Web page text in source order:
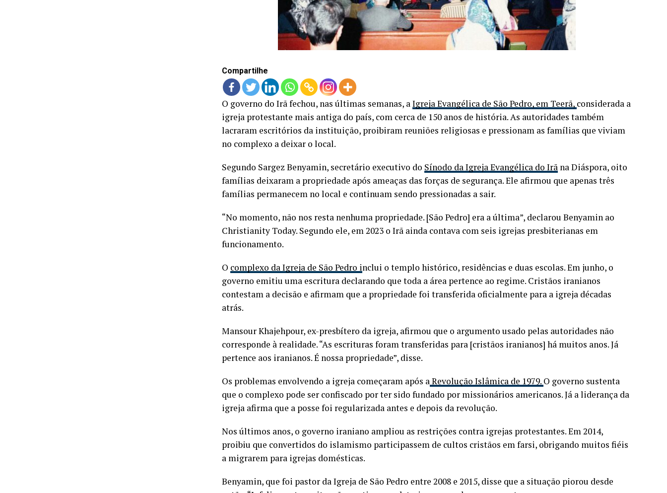
Compartilhe
O governo do Irã fechou, nas últimas semanas, aIgreja Evangélica de São Pedro, em Teerã, considerada a
igreja protestante mais antiga do país, com cerca de 150 anos de história. As autoridades também
lacraram escritórios da instituição, proibiram reuniões religiosas e pressionam as famílias que viviam
no complexo a deixar o local.
Segundo Sargez Benyamin, secretário executivo do Sínodo da Igreja Evangélica do Irã na Diáspora, oito
famílias deixaram a propriedade após ameaças das forças de segurança. Ele afirmou que apenas três
famílias permanecem no local e continuam sendo pressionadas a sair.
“No momento, não nos resta nenhuma propriedade. [São Pedro] era a última”, declarou Benyamin ao
Christianity Today. Segundo ele, em 2023 o Irã ainda contava com seis igrejas presbiterianas em
funcionamento.
O complexo da Igreja de São Pedro inclui o templo histórico, residências e duas escolas. Em junho, o
governo emitiu uma escritura declarando que toda a área pertence ao regime. Cristãos iranianos
contestam a decisão e afirmam que a propriedade foi transferida oficialmente para a igreja décadas
atrás.
Mansour Khajehpour, ex-presbítero da igreja, afirmou que o argumento usado pelas autoridades não
corresponde à realidade. “As escrituras foram transferidas para [cristãos iranianos] há muitos anos. Já
pertence aos iranianos. É nossa propriedade”, disse.
Os problemas envolvendo a igreja começaram após aRevolução Islâmica de 1979. O governo sustenta
que o complexo pode ser confiscado por ter sido fundado por missionários americanos. Já a liderança da
igreja afirma que a posse foi regularizada antes e depois da revolução.
Nos últimos anos, o governo iraniano ampliou as restrições contra igrejas protestantes. Em 2014,
proibiu que convertidos do islamismo participassem de cultos cristãos em farsi, obrigando muitos fiéis
a migrarem para igrejas domésticas.
Benyamin, que foi pastor da Igreja de São Pedro entre 2008 e 2015, disse que a situação piorou desde